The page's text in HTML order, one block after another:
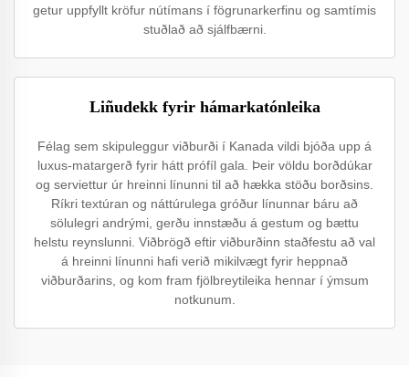
getur uppfyllt kröfur nútímans í fögrunarkerfinu og samtímis
stuðlað að sjálfbærni.
Liñudekk fyrir hámarkatónleika
Félag sem skipuleggur viðburði í Kanada vildi bjóða upp á
luxus-matargerð fyrir hátt prófíl gala. Þeir völdu borðdúkar
og serviettur úr hreinni línunni til að hækka stöðu borðsins.
Ríkri textúran og náttúrulega gróður línunnar báru að
sölulegri andrými, gerðu innstæðu á gestum og bættu
helstu reynslunni. Viðbrögð eftir viðburðinn staðfestu að val
á hreinni línunni hafi verið mikilvægt fyrir heppnað
viðburðarins, og kom fram fjölbreytileika hennar í ýmsum
notkunum.